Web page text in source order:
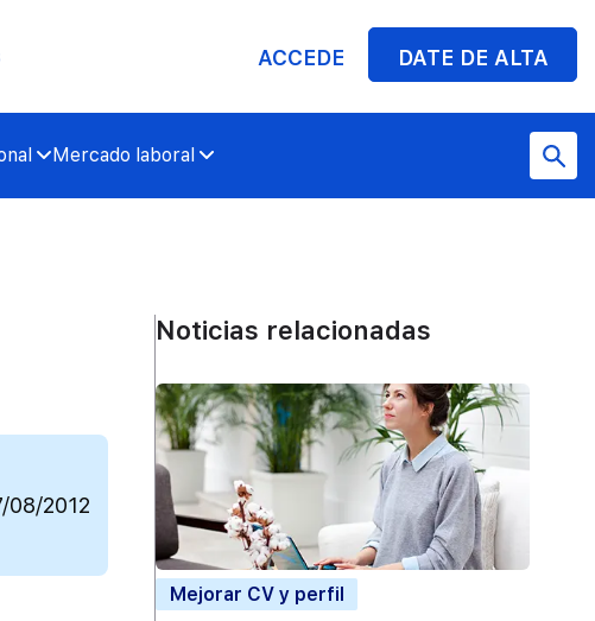
ACCEDE DATE DE ALTA
Mercado laboral
08/2012
Noticias relacionadas
Mejorar CV y perfil